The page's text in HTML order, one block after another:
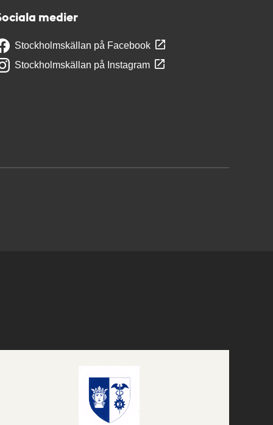
medier
Stockholmskällan på Facebook
Stockholmskällan på Instagram